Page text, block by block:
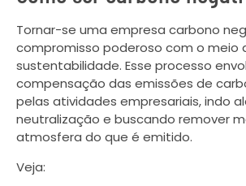
Tornar-se uma empresa carbono
compromisso poderoso com o meio
sustentabilidade. Esse processo
compensação das emissões de
pelas atividades empresariais, indo
neutralização e buscando remover
atmosfera do que é emitido.
Veja: